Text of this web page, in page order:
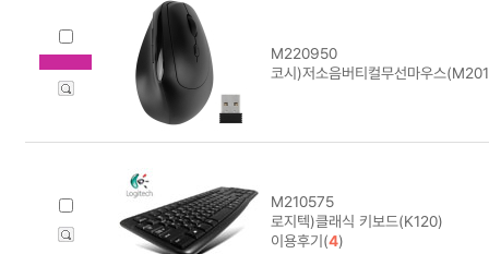
M220950
코시)저소음버티컬무선마우스
M210575
로지텍)클래식 키보드(K120)
이용후기(4)